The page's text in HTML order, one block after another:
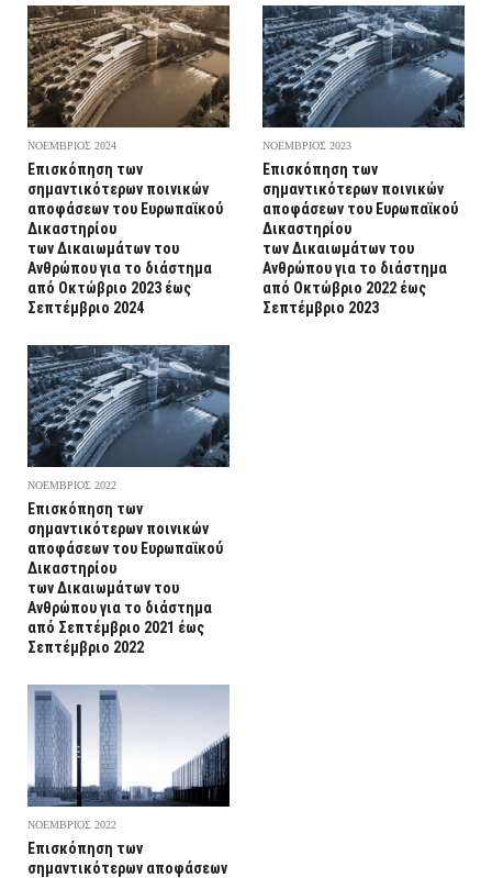
ΝΟΕΜΒΡΙΟΣ 2024
Επισκόπηση των
σημαντικότερων ποινικών
αποφάσεων του Ευρωπαϊκού
Δικαστηρίου
των Δικαιωμάτων του
Ανθρώπου για το διάστημα
από Οκτώβριο 2023 έως
Σεπτέμβριο 2024
ΝΟΕΜΒΡΙΟΣ 2023
Επισκόπηση των
σημαντικότερων ποινικών
αποφάσεων του Ευρωπαϊκού
Δικαστηρίου
των Δικαιωμάτων του
Ανθρώπου για το διάστημα
από Οκτώβριο 2022 έως
Σεπτέμβριο 2023
ΝΟΕΜΒΡΙΟΣ 2022
Επισκόπηση των
σημαντικότερων ποινικών
αποφάσεων του Ευρωπαϊκού
Δικαστηρίου
των Δικαιωμάτων του
Ανθρώπου για το διάστημα
από Σεπτέμβριο 2021 έως
Σεπτέμβριο 2022
ΝΟΕΜΒΡΙΟΣ 2022
Επισκόπηση των
σημαντικότερων αποφάσεων